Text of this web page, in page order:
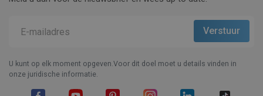
U kunt op elk moment opgeven.Voor dit doel moet u details vinden in
onze juridische informatie.